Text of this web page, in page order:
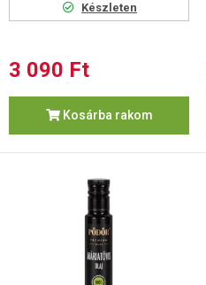
Készleten
3 090 Ft
Kosárba rakom